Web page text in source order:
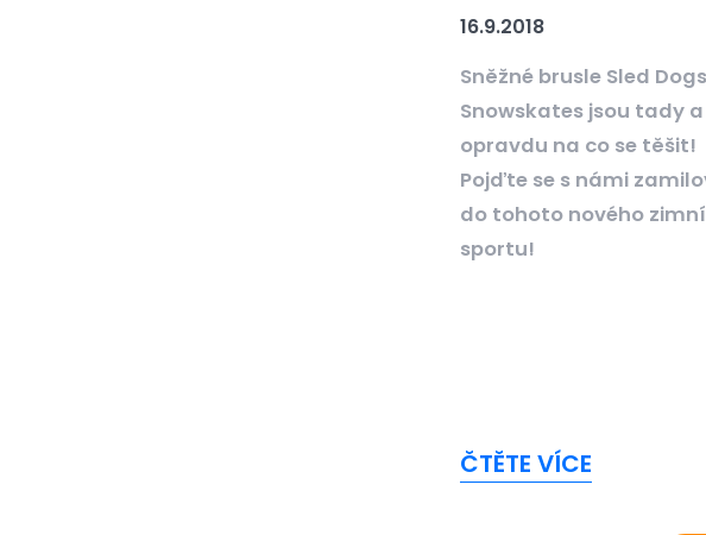
16.9.2018
Sněžné brusle Sled Dogs
Snowskates jsou tady a
opravdu na co se těšit!
Pojďte se s námi
do tohoto nového
sportu!
ČTĚTE VÍCE